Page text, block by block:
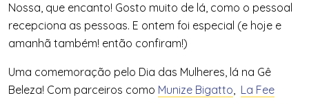
Nossa, que encanto! Gosto muito de lá, como o pessoal
recepciona as pessoas. E ontem foi especial (e hoje e
amanhã também! então confiram!)
Uma comemoração pelo Dia das Mulheres, lá na Gê
Beleza! Com parceiros como Munize Bigatto, La Fee